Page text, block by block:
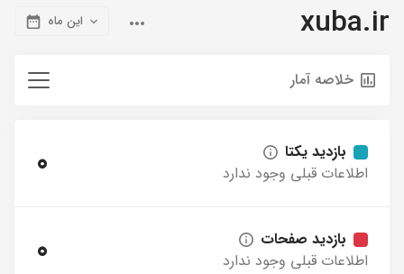
xuba.ir این ماه
خلاصه آمار
بازدید یکتا
اطلاعات قبلی وجود ندارد
0
بازدید صفحات
اطلاعات قبلی وجود ندارد
0